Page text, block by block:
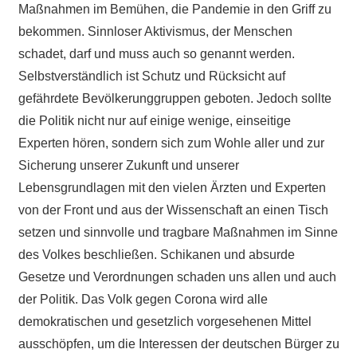
Maßnahmen im Bemühen, die Pandemie in den Griff zu
bekommen. Sinnloser Aktivismus, der Menschen
schadet, darf und muss auch so genannt werden.
Selbstverständlich ist Schutz und Rücksicht auf
gefährdete Bevölkerunggruppen geboten. Jedoch sollte
die Politik nicht nur auf einige wenige, einseitige
Experten hören, sondern sich zum Wohle aller und zur
Sicherung unserer Zukunft und unserer
Lebensgrundlagen mit den vielen Ärzten und Experten
von der Front und aus der Wissenschaft an einen Tisch
setzen und sinnvolle und tragbare Maßnahmen im Sinne
des Volkes beschließen. Schikanen und absurde
Gesetze und Verordnungen schaden uns allen und auch
der Politik. Das Volk gegen Corona wird alle
demokratischen und gesetzlich vorgesehenen Mittel
ausschöpfen, um die Interessen der deutschen Bürger zu